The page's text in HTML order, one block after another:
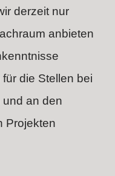
derzeit nur
anbieten
die Stellen bei
an den
Projekten